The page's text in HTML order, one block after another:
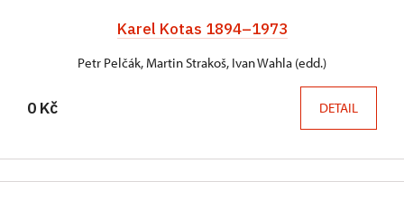
Karel Kotas 1894–1973
Petr Pelčák, Martin Strakoš, Ivan Wahla (edd.)
0 Kč DETAIL